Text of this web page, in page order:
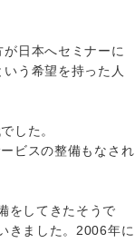
日本へセミナーに
う希望を持った人
した。
ビスの整備もなされ
をしてきたそうで
きました。2006年に